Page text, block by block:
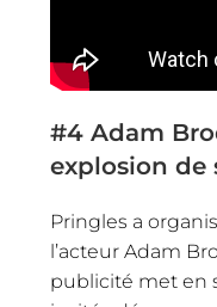
#4Adam
explosion de
Pringles a
l’acteur Adam
publicité met en